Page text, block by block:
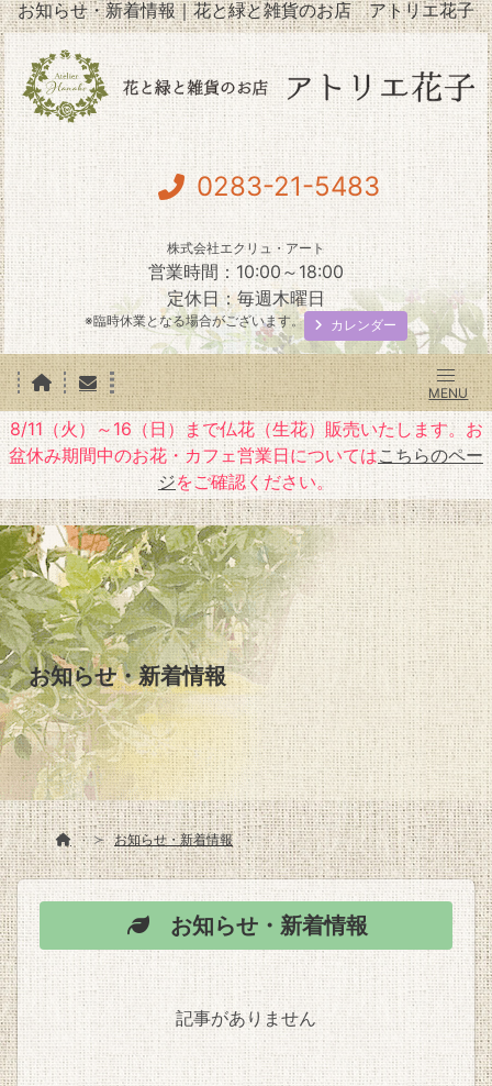
お知らせ・新着情報｜花と緑と雑貨のお店 アトリエ花子
0283-21-5483
株式会社エクリュ・アート
営業時間：10:00～18:00
定休日：毎週木曜日
※臨時休業となる場合がございます。 カレンダー
8/11（火）～16（日）まで仏花（生花）販売いたします。お
盆休み期間中のお花・カフェ営業日についてはこちらのペー
ジをご確認ください。
お知らせ・新着情報
お知らせ・新着情報
お知らせ・新着情報
記事がありません